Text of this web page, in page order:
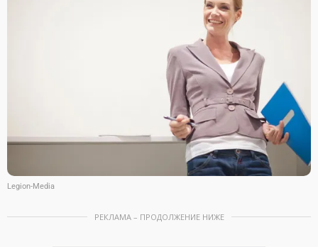
Legion-Media
РЕКЛАМА – ПРОДОЛЖЕНИЕ НИЖЕ